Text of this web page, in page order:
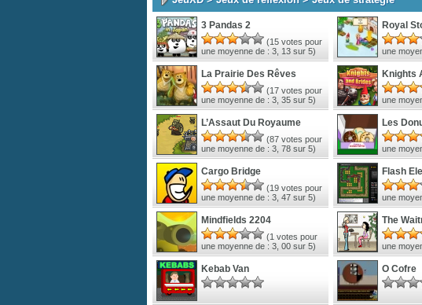
3 Pandas 2
(15 votes pour
une moyenne de : 3, 13 sur 5)
Royal
une
La Prairie Des Rêves
(17 votes pour
une moyenne de : 3, 35 sur 5)
Knights
une
L’Assaut Du Royaume
(87 votes pour
une moyenne de : 3, 78 sur 5)
Les
une
Cargo Bridge
(19 votes pour
une moyenne de : 3, 47 sur 5)
Flash
une
Mindfields 2204
(1 votes pour
une moyenne de : 3, 00 sur 5)
The
une
Kebab Van O Cofre